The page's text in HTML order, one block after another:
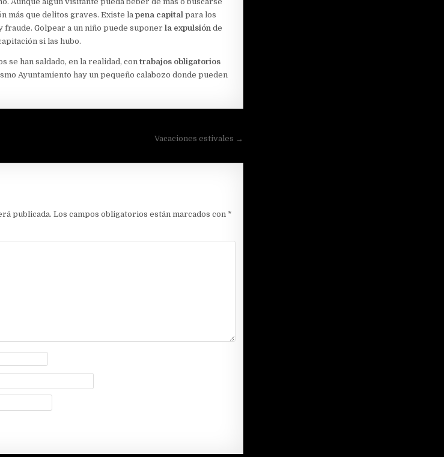
más que delitos graves. Existe lapena capital para los
fraude. Golpear a un niño puede suponerla expulsión de
si las hubo.
se han saldado, en la realidad, contrabajos obligatorios
Ayuntamiento hay un pequeño calabozo donde pueden
Vacaciones estivales →
publicada. Los campos obligatorios están marcados con *